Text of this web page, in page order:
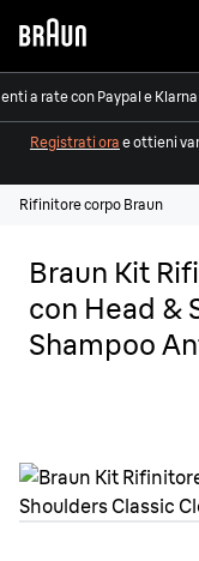
a rate con Paypal e Klarna
Registrati ora e ottieni
Rifinitore corpo Braun
Braun Kit
con Head &
Shampoo